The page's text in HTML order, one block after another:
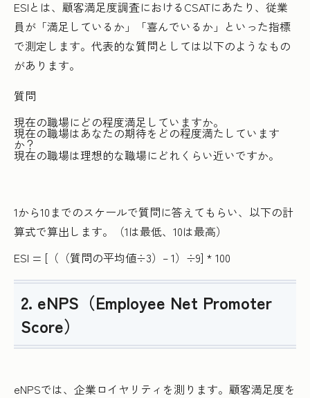
ESIとは、顧客満足度調査におけるCSATにあたり、従業
員が「満足しているか」「喜んでいるか」といった指標
で測定します。代表的な質問としては以下のようなもの
があります。
質問
現在の職場にどの程度満足していますか。
現在の職場はあなたの期待をどの程度満たしています
か？
現在の職場は理想的な職場にどれくらい近いですか。
1から10までのスケールで質問に答えてもらい、以下の計
算式で算出します。（1は最低、10は最高）
ESI = [（（質問の平均値÷3）– 1）÷9] * 100
2. eNPS（Employee Net Promoter
Score）
eNPSでは、企業ロイヤリティを測ります。顧客満足度を